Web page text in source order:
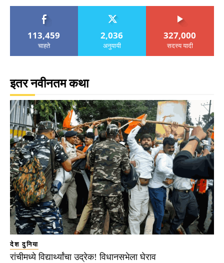
113,459
चाहते
2,036
अनुयायी
327,000
सदस्य यादी
इतर नवीनतम कथा
देश दुनिया
रांचीमध्ये विद्यार्थ्यांचा उद्रेक! विधानसभेला घेराव